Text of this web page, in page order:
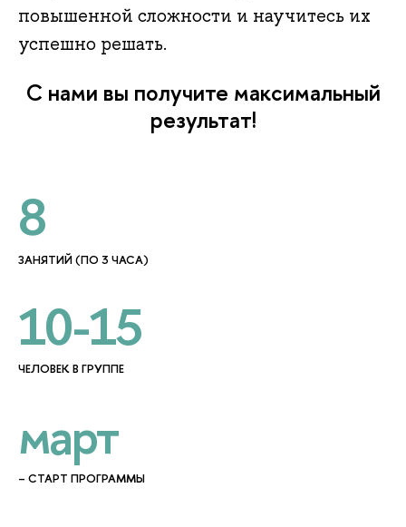
повышенной сложности и научитесь их
успешно решать.
С нами вы получите максимальный
результат!
8
ЗАНЯТИЙ (ПО 3 ЧАСА)
10-15
ЧЕЛОВЕК В ГРУППЕ
март
– СТАРТ ПРОГРАММЫ